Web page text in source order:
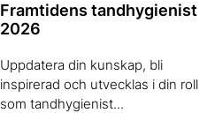
Framtidens tandhygienist
2026
Uppdatera din kunskap, bli
inspirerad och utvecklas i din roll
som tandhygienist...